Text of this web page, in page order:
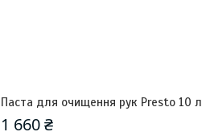
Паста для очищення рук Presto 10 л
1 660 ₴